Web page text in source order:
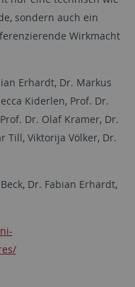
sondern auch ein
Wirkmacht
Erhardt, Dr. Markus
Kiderlen, Prof. Dr.
Dr. Olaf Kramer, Dr.
Till, Viktorija Völker, Dr.
Dr. Fabian Erhardt,